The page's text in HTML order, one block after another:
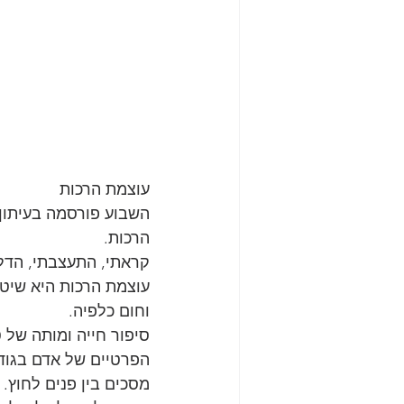
עוצמת הרכות
השבוע פורסמה
הרכות.
קראתי, התעצבתי,
עוצמת הרכות היא
וחום כלפיה.
סיפור חייה ומותה
הפרטיים של אדם
מסכים בין פנים לחוץ.